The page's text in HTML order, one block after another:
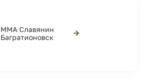
ММА Славянин
Багратионовск
→